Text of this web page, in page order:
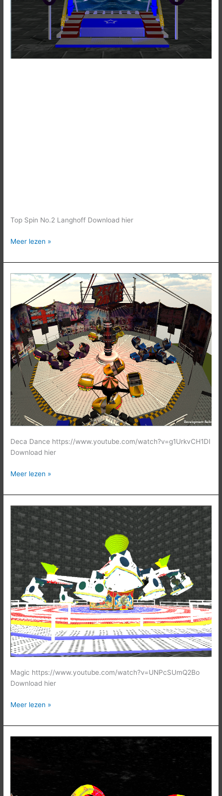
Top Spin No.2 Langhoff Download hier
Meer lezen »
Deca Dance https://www.youtube.com/watch?v=g1UrkvCH1DI
Download hier
Deca
Meer lezen »
Magic https://www.youtube.com/watch?v=UNPcSUmQ2Bo
Download hier
Magic
Meer lezen »
Die
Krake